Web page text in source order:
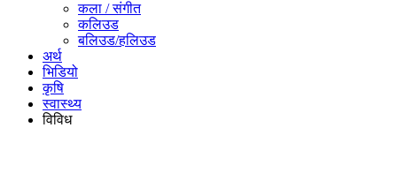
कला / संगीत​
कलिउड
बलिउड/हलिउड
अर्थ
भिडियो
कृषि
स्वास्थ्य
विविध